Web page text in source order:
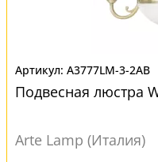
A3777LM-3-2AB
Подвесная люстра
Arte Lamp (Италия)